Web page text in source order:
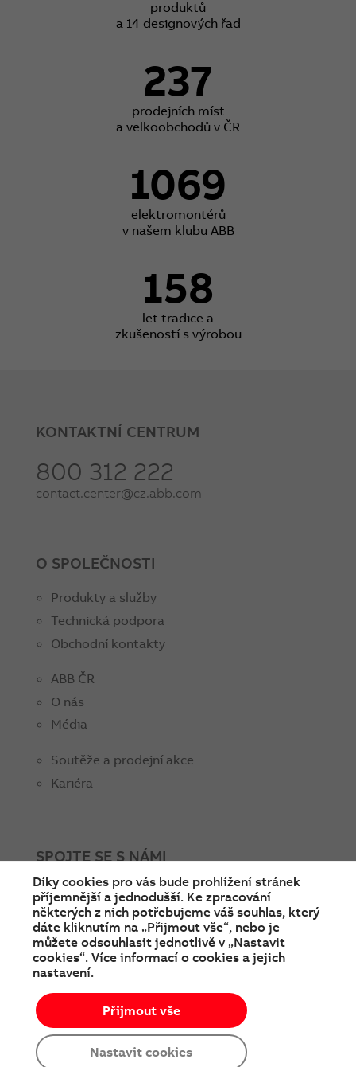
produktů
a 14 designových řad
237
prodejních míst
a velkoobchodů v ČR
1069
elektromontérů
v našem klubu ABB
158
let tradice a
zkušeností s výrobou
KONTAKTNÍ CENTRUM
800 312 222
contact.center@cz.abb.com
O SPOLEČNOSTI
Produkty a služby
Technická podpora
Obchodní kontakty
ABB ČR
O nás
Média
Soutěže a prodejní akce
Kariéra
SPOJTE SE S NÁMI
facebookinstagramLinkedintwitteryoutube
© Copyright 2026 ABB
Podmínky používání
Cookies a ochrana soukromí
Díky cookies pro vás bude prohlížení stránek
příjemnější a jednodušší. Ke zpracování
některých z nich potřebujeme váš souhlas, který
dáte kliknutím na „Přijmout vše“, nebo je
můžete odsouhlasit jednotlivě v „Nastavit
cookies“. Více informací o cookies a jejich
nastavení.
Nastavit cookies
Přijmout vše